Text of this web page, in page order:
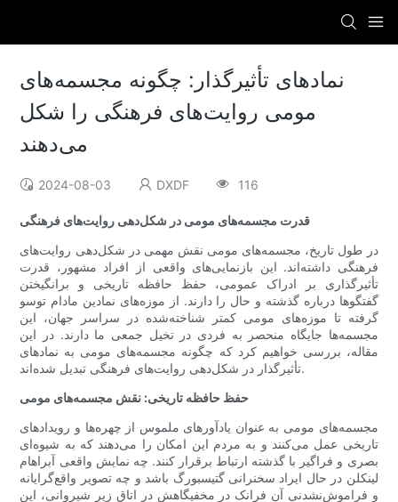
نمادهای تأثیرگذار: چگونه مجسمه‌های
مومی روایت‌های فرهنگی را شکل
می‌دهند
2024-08-03 DXDF 116
قدرت مجسمه‌های مومی در شکل‌دهی روایت‌های فرهنگی
در طول تاریخ، مجسمه‌های مومی نقش مهمی در شکل‌دهی روایت‌های
فرهنگی داشته‌اند. این بازنمایی‌های واقعی از افراد مشهور، قدرت
تأثیرگذاری بر ادراک عمومی، حفظ حافظه تاریخی و برانگیختن
گفتگوها درباره گذشته و حال را دارند. از موزه‌های نمادین مادام توسو
گرفته تا موزه‌های مومی کمتر شناخته‌شده در سراسر جهان، این
مجسمه‌ها جایگاه منحصر به فردی در تخیل جمعی ما دارند. در این
مقاله، بررسی خواهیم کرد که چگونه مجسمه‌های مومی به نمادهای
تأثیرگذار در شکل‌دهی روایت‌های فرهنگی تبدیل شده‌اند.
حفظ حافظه تاریخی: نقش مجسمه‌های مومی
مجسمه‌های مومی به عنوان یادآورهای ملموس از چهره‌ها و رویدادهای
تاریخی عمل می‌کنند و به مردم این امکان را می‌دهند که به شیوه‌ای
بصری و فراگیر با گذشته ارتباط برقرار کنند. چه نمایش واقعی آبراهام
لینکلن در حال ایراد سخنرانی گتیسبورگ باشد و چه تصویر واقع‌گرایانه
و فراموش‌نشدنی آن فرانک در مخفیگاهش در اتاق زیر شیروانی، این